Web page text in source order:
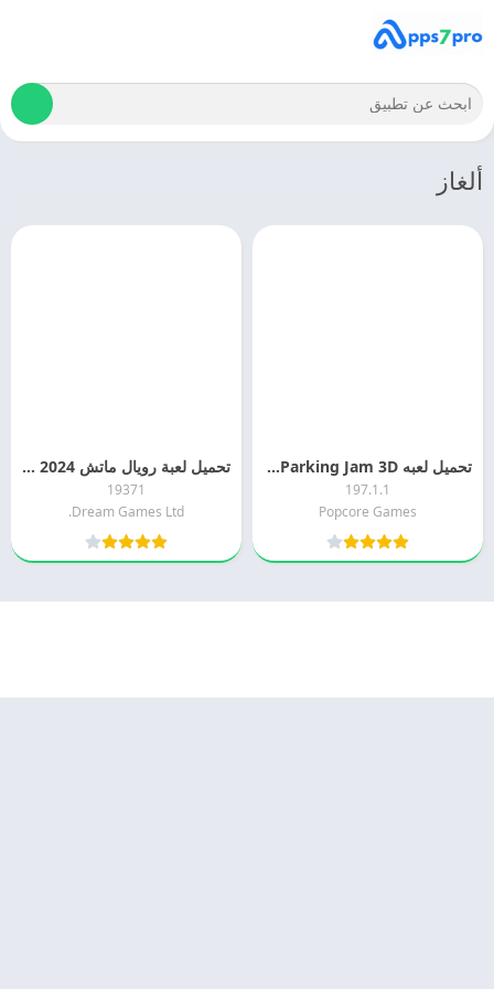
ألغاز
تحميل لعبه Parking Jam 3D مهكره 2026 اخر اصدار مجانا
197.1.1
Popcore Games
تحميل لعبة رويال ماتش Royal Match APK 2024 اخر اصدار
19371
Dream Games Ltd.